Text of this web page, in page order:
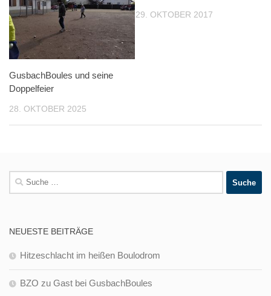
GusbachBoules und seine
Doppelfeier
28. OKTOBER 2025
29. OKTOBER 2017
Suche
nach:
NEUESTE BEITRÄGE
Hitzeschlacht im heißen Boulodrom
BZO zu Gast bei GusbachBoules